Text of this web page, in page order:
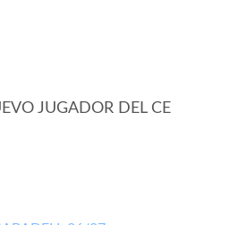
JUGADOR DEL CE